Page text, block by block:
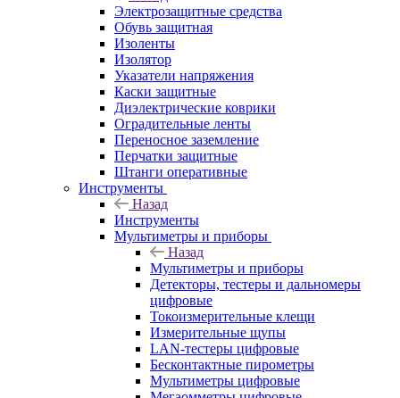
Электрозащитные средства
Обувь защитная
Изоленты
Изолятор
Указатели напряжения
Каски защитные
Диэлектрические коврики
Оградительные ленты
Переносное заземление
Перчатки защитные
Штанги оперативные
Инструменты
Назад
Инструменты
Мультиметры и приборы
Назад
Мультиметры и приборы
Детекторы, тестеры и дальномеры
цифровые
Токоизмерительные клещи
Измерительные щупы
LAN-тестеры цифровые
Бесконтактные пирометры
Мультиметры цифровые